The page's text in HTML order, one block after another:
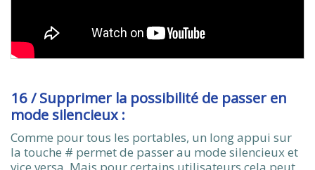
16 / Supprimer la possibilité de passer en
mode silencieux :
Comme pour tous les portables, un long appui sur
la touche # permet de passer au mode silencieux et